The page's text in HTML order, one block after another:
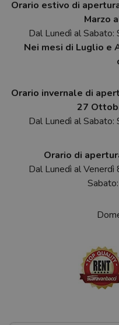
Orario estivo di
Marzo
Dal Lunedì al
Nei mesi di Luglio e
Orario invernale di
27
Dal Lunedì al
Orario di
Dal Lunedì al